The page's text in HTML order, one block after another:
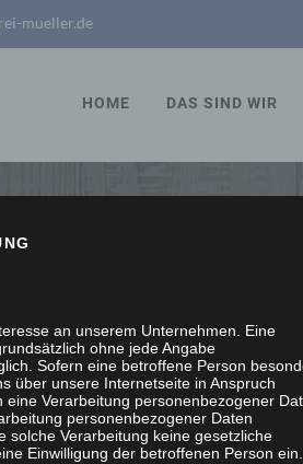
mueller.de
HOME DAS SIND WIR
WIR
an unserem Unternehmen. Eine
ohne jede Angabe
Sofern eine betroffene Person
über unsere Internetseite in Anspruch
Verarbeitung personenbezogener
personenbezogener Daten
solche Verarbeitung keine gesetzliche
Einwilligung der betroffenen Person ein.